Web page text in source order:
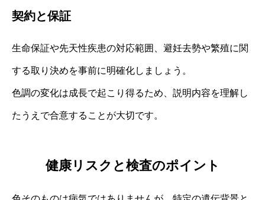
契約と保証
生命保証や先天性疾患の対応範囲、避妊去勢や繁殖に関
する取り決めを事前に明確化しましょう。
色調の変化は成長で起こり得るため、説明内容を理解し
たうえで合意することが大切です。
健康リスクと検査のポイント